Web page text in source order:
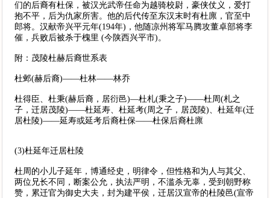
们的后裔有杜保，被汉光武帝任命为越骑校尉，豪侠仗义，爱打
抱不平，后为仇家所害。他的后代传至东汉末时有杜廪，官至中
郎将。汉献帝兴平元年(194年)，他随凉州将军马腾攻董卓部将李
催，兵败后被杀于槐里 (今陕西兴平市)。
附：茂陵杜赫后裔世系表
杜邺(赫后裔)——杜林——林乔
杜得臣、杜秉(赫后裔，居衍邑)—杜札(秉之子)——杜周(札之
子，迁居茂陵)——杜延寿、杜延考(周之子，居茂陵)、杜延年(迁
居杜陵)——延寿或延考后裔杜保——杜保后裔杜廪
(3)杜延年迁居杜陵
杜周的小儿子延年，博通经史，明律令，但性格和为人与其父、
两位兄长不同，断案公允，执法严明，不滥杀无辜，受到朝野称
赞，累迁官为御史大夫，封为建平侯，迁居汉宣帝的杜陵邑(宣帝